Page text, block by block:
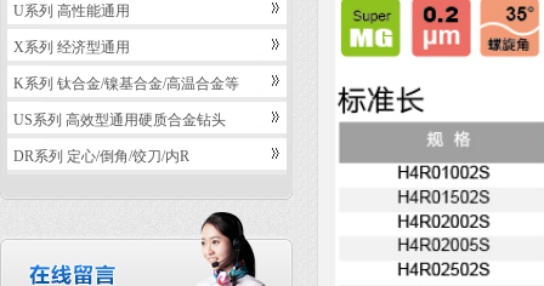
U系列 高性能通用
X系列 经济型通用
K系列 钛合金/镍基合金/高温合金等
US系列 高效型通用硬质合金钻头
DR系列 定心/倒角/饺刀/内R